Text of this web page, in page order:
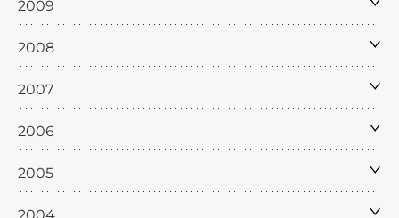
2009
2008
2007
2006
2005